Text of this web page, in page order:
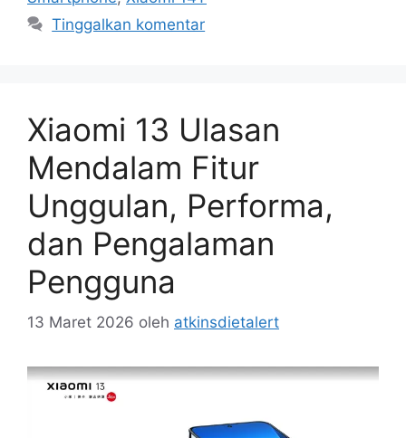
Tinggalkan komentar
Xiaomi 13 Ulasan
Mendalam Fitur
Unggulan, Performa,
dan Pengalaman
Pengguna
13 Maret 2026 oleh atkinsdietalert